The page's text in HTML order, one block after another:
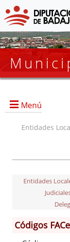
Menú
Entidades
Entidades
Códigos FACe